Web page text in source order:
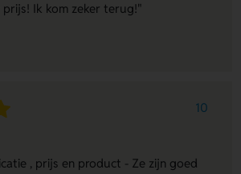
Ik kom zeker terug!"
10
, prijs en product - Ze zijn goed